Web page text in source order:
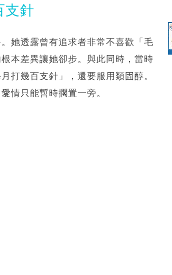
支針
她透露曾有追求者非常不喜歡「毛
本差異讓她卻步。與此同時，當時
打幾百支針」，還要服用類固醇。
情只能暫時擱置一旁。